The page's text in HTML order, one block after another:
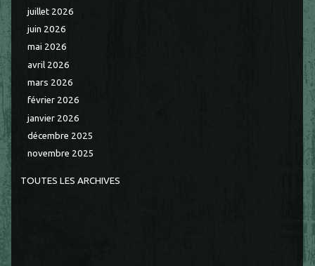
juillet 2026
juin 2026
mai 2026
avril 2026
mars 2026
février 2026
janvier 2026
décembre 2025
novembre 2025
TOUTES LES ARCHIVES